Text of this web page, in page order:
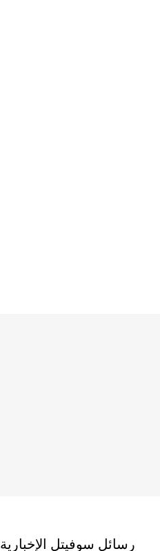
رسائل سوفيتل الإخبارية